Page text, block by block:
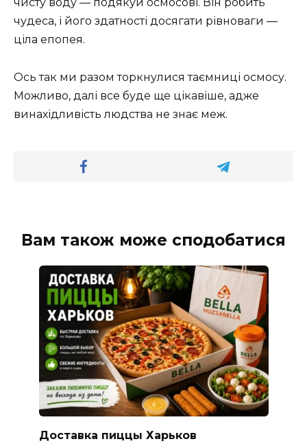
чисту воду — подякуй осмосові. Він робить
чудеса, і його здатності досягати рівноваги —
ціла епопея.
Ось так ми разом торкнулися таємниці осмосу.
Можливо, далі все буде ще цікавіше, адже
винахідливість людства не знає меж.
Вам також може сподобатися
Доставка пиццы Харьков